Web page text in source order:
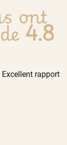
ont
4.8
Excellent rapport